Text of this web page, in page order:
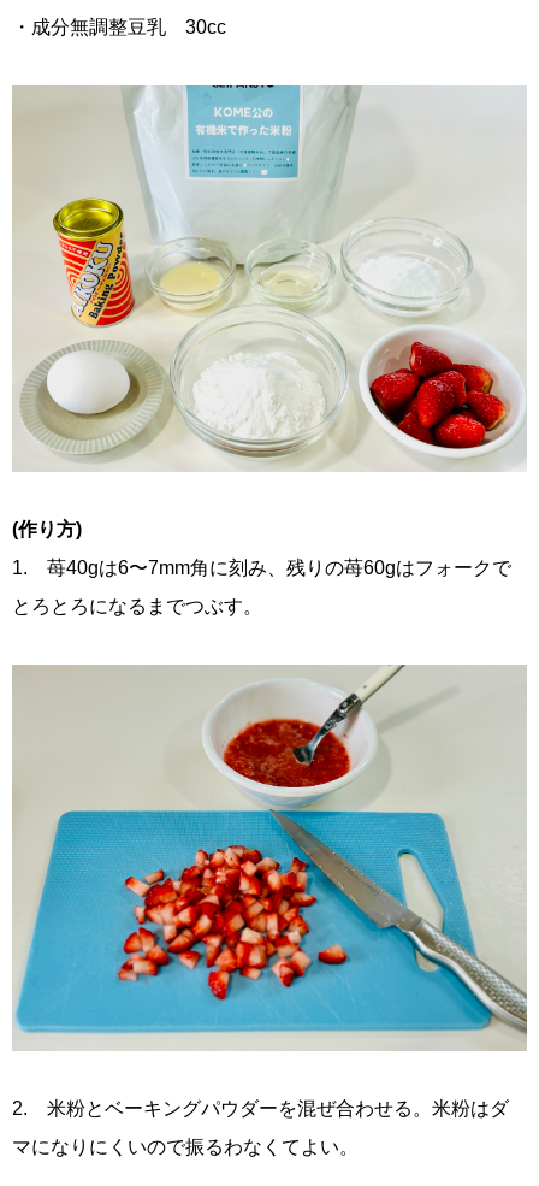
・成分無調整豆乳 30cc
(作り方)
1. 苺40gは6〜7mm角に刻み、残りの苺60gはフォークで
とろとろになるまでつぶす。
2. 米粉とベーキングパウダーを混ぜ合わせる。米粉はダ
マになりにくいので振るわなくてよい。